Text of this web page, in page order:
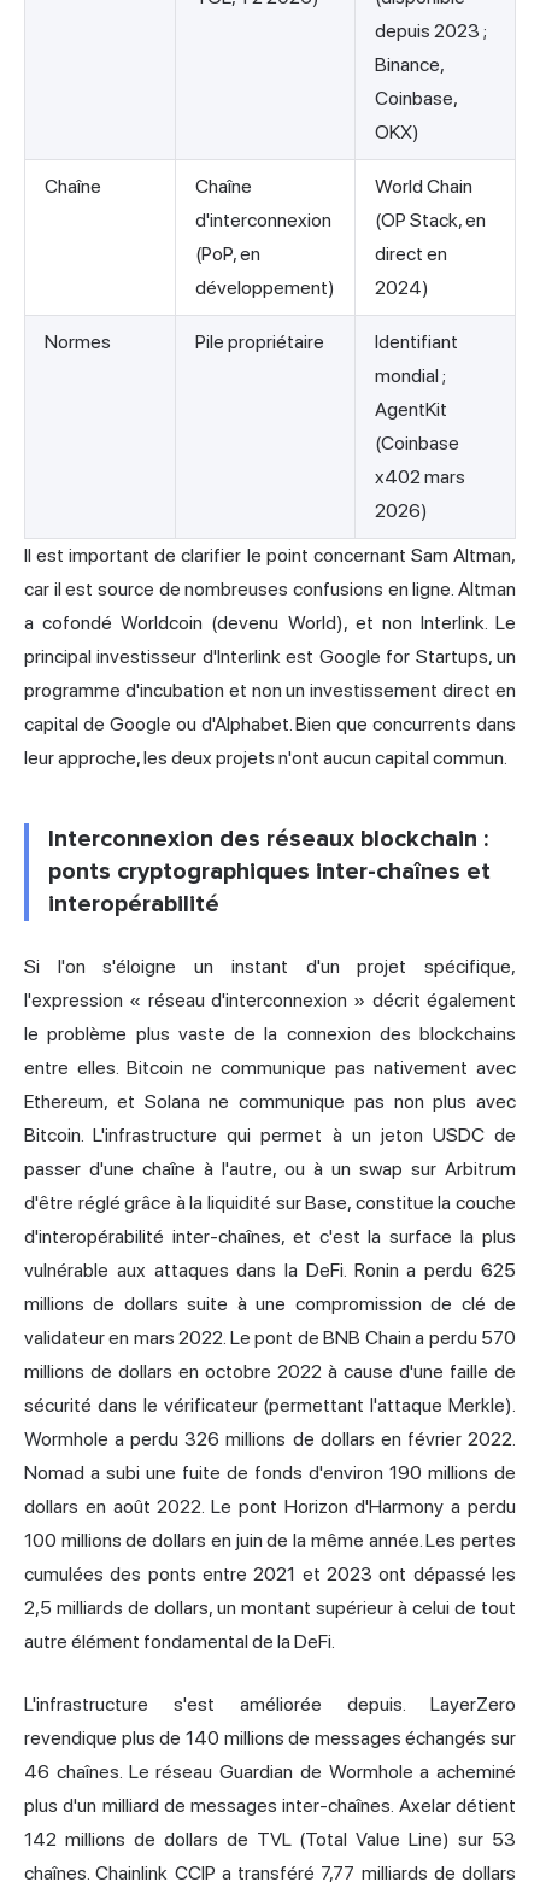
depuis 2023 ;
Binance,
Coinbase,
OKX)
Chaîne
Chaîne
d'interconnexion
(PoP, en
développement)
World Chain
(OP Stack, en
direct en
2024)
Normes Pile propriétaire
Identifiant
mondial ;
AgentKit
(Coinbase
x402 mars
2026)
Il est important de clarifier le point concernant Sam Altman,
car il est source de nombreuses confusions en ligne. Altman
a cofondé Worldcoin (devenu World), et non Interlink. Le
principal investisseur d'Interlink est Google for Startups, un
programme d'incubation et non un investissement direct en
capital de Google ou d'Alphabet. Bien que concurrents dans
leur approche, les deux projets n'ont aucun capital commun.
Interconnexion des réseaux blockchain :
ponts cryptographiques inter-chaînes et
interopérabilité
Si l'on s'éloigne un instant d'un projet spécifique,
l'expression « réseau d'interconnexion » décrit également
le problème plus vaste de la connexion des blockchains
entre elles. Bitcoin ne communique pas nativement avec
Ethereum, et Solana ne communique pas non plus avec
Bitcoin. L'infrastructure qui permet à un jeton USDC de
passer d'une chaîne à l'autre, ou à un swap sur Arbitrum
d'être réglé grâce à la liquidité sur Base, constitue la couche
d'interopérabilité inter-chaînes, et c'est la surface la plus
vulnérable aux attaques dans la DeFi. Ronin a perdu 625
millions de dollars suite à une compromission de clé de
validateur en mars 2022. Le pont de BNB Chain a perdu 570
millions de dollars en octobre 2022 à cause d'une faille de
sécurité dans le vérificateur (permettant l'attaque Merkle).
Wormhole a perdu 326 millions de dollars en février 2022.
Nomad a subi une fuite de fonds d'environ 190 millions de
dollars en août 2022. Le pont Horizon d'Harmony a perdu
100 millions de dollars en juin de la même année. Les pertes
cumulées des ponts entre 2021 et 2023 ont dépassé les
2,5 milliards de dollars, un montant supérieur à celui de tout
autre élément fondamental de la DeFi.
L'infrastructure s'est améliorée depuis. LayerZero
revendique plus de 140 millions de messages échangés sur
46 chaînes. Le réseau Guardian de Wormhole a acheminé
plus d'un milliard de messages inter-chaînes. Axelar détient
142 millions de dollars de TVL (Total Value Line) sur 53
chaînes. Chainlink CCIP a transféré 7,77 milliards de dollars